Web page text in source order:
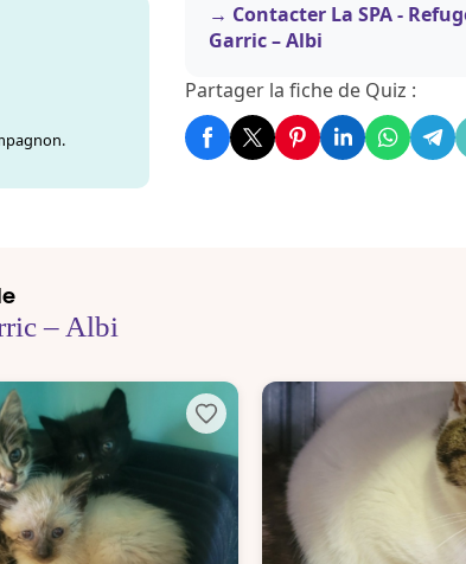
Contacter La SPA -
Garric – Albi
Partager la fiche de Quiz :
– Albi